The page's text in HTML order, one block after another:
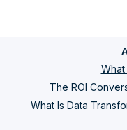
The ROI
What Is Data